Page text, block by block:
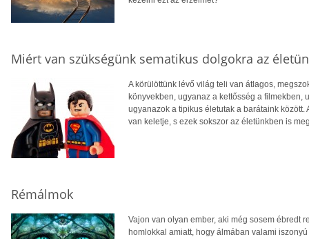
Miért van szükségünk sematikus dolgokra az
A körülöttünk lévő világ teli van átlagos,
könyvekben, ugyanaz a kettősség a
ugyanazok a tipikus életutak a barátaink
van keletje, s ezek sokszor az életünkben is
Rémálmok
Vajon van olyan ember, aki még sosem ébredt
homlokkal amiatt, hogy álmában valami